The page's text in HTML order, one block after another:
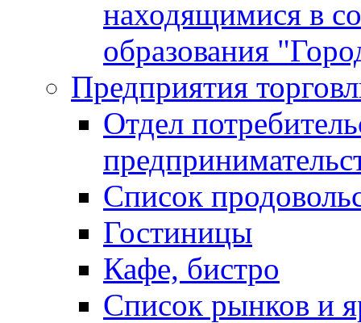
находящимися в
образования
Предприятия
Отдел
Список
Гостиницы
Кафе, бистро
Cписок рынков и